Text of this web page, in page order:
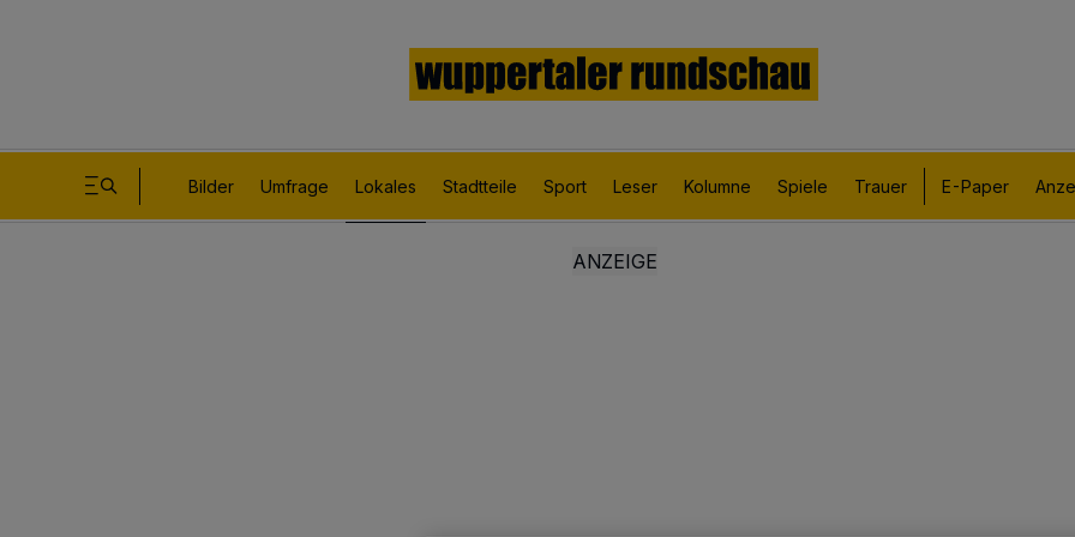
Bilder Umfrage Lokales Stadtteile Sport Leser Kolumne Spiele Trauer E-Paper